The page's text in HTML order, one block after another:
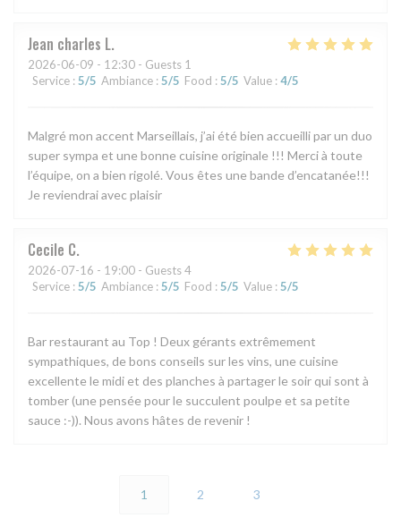
Jean charles L
2026-06-09 - 12:30 - Guests 1
Service : 5/5 Ambiance : 5/5 Food : 5/5 Value : 4/5
Malgré mon accent Marseillais, j’ai été bien accueilli par un duo
super sympa et une bonne cuisine originale !!! Merci à toute
l’équipe, on a bien rigolé. Vous êtes une bande d’encatanée!!!
Je reviendrai avec plaisir
Cecile C
2026-07-16 - 19:00 - Guests 4
Service : 5/5 Ambiance : 5/5 Food : 5/5 Value : 5/5
Bar restaurant au Top ! Deux gérants extrêmement
sympathiques, de bons conseils sur les vins, une cuisine
excellente le midi et des planches à partager le soir qui sont à
tomber (une pensée pour le succulent poulpe et sa petite
sauce :-)). Nous avons hâtes de revenir !
1 2 3